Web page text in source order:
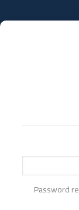
Password